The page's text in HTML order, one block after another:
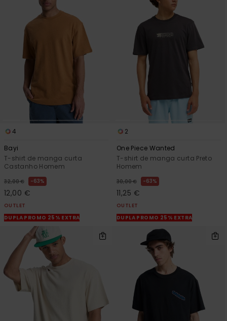
4
Bayi
T-shirt de manga curta
Castanho Homem
32,00 € 63%
12,00 €
OUTLET
DUPLA PROMO 25% EXTRA
2
One Piece Wanted
T-shirt de manga curta Preto
Homem
30,00 € 63%
11,25 €
OUTLET
DUPLA PROMO 25% EXTRA